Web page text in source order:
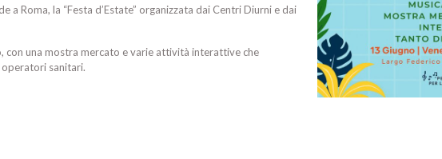
Roma, la “Festa d’Estate” organizzata dai Centri Diurni e dai
con una mostra mercato e varie attività interattive che
sanitari.